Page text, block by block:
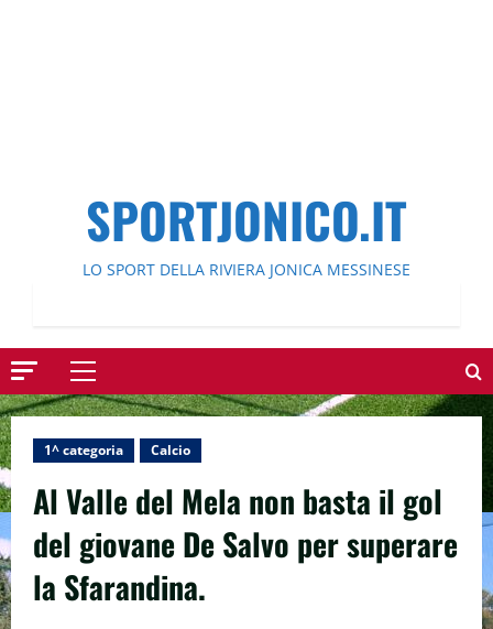
SPORTJONICO.IT
LO SPORT DELLA RIVIERA JONICA MESSINESE
Menu
principale
1^ categoria Calcio
Al Valle del Mela non basta il gol
del giovane De Salvo per superare
la Sfarandina.